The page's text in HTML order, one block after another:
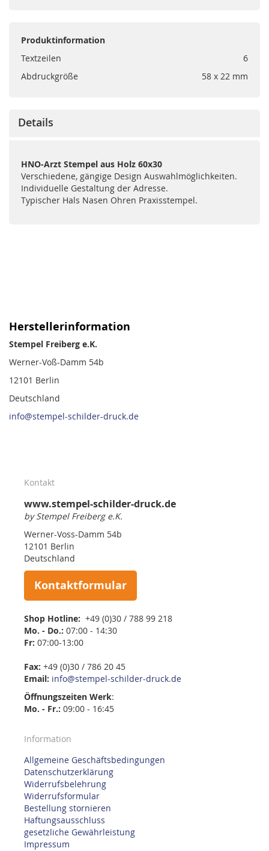
Produktinformation
Textzeilen
6
Abdruckgröße
58 x 22 mm
Details
HNO-Arzt Stempel aus Holz 60x30
Verschiedene, gängige Design Auswahlmöglichkeiten.
Individuelle Gestaltung der Adresse.
Typischer Hals Nasen Ohren Praxisstempel.
Herstellerinformation
Stempel Freiberg e.K.
Werner-Voß-Damm 54b
12101 Berlin
Deutschland
info@stempel-schilder-druck.de
Kontakt
www.stempel-schilder-druck.de
by Stempel Freiberg e.K.
Werner-Voss-Damm 54b
12101 Berlin
Deutschland
Kontaktformular
Shop Hotline: +49 (0)30 / 788 99 218
Mo. - Do.: 07:00 - 14:30
Fr: 07:00-13:00
Fax: +49 (0)30 / 786 20 45
Email: info@stempel-schilder-druck.de
Öffnungszeiten Werk:
Mo. - Fr.: 09:00 - 16:45
Information
Allgemeine Geschäftsbedingungen
Datenschutzerklärung
Widerrufsbelehrung
Widerrufsformular
Bestellung stornieren
Haftungsausschluss
gesetzliche Gewährleistung
Impressum